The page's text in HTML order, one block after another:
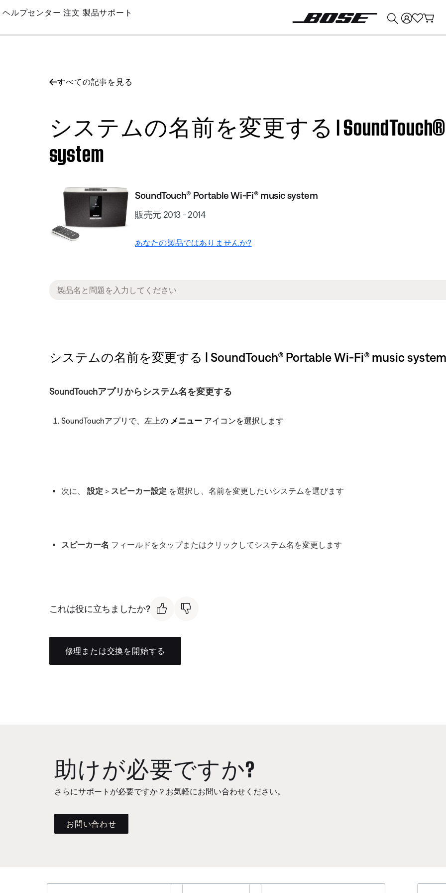
Skip
Main
ヘルプセンター 注文 製品サポート
すべての記事を見る
システムの名前を変更する | SoundTouch®
system
SoundTouch® Portable Wi-Fi® music system
販売元 2013 - 2014
あなたの製品ではありませんか?
システムの名前を変更する | SoundTouch® Portable Wi-Fi® music system
SoundTouchアプリからシステム名を変更する
SoundTouchアプリで、左上の メニューアイコンを選択します
次に、 設定 > スピーカー設定 を選択し、名前を変更したいシステムを選びます
スピーカー名 フィールドをタップまたはクリックしてシステム名を変更します
これは役に立ちましたか?
修理または交換を開始する
助けが必要ですか?
さらにサポートが必要ですか？お気軽にお問い合わせください。
お問い合わせ